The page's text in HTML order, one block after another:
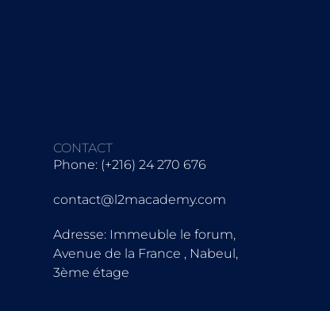
CONTACT
Phone: (+216) 24 270 676
contact@l2macademy.com
Adresse: Immeuble le forum,
Avenue de la France , Nabeul,
3ème étage